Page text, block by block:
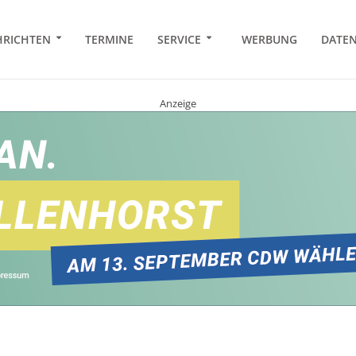
TERMINE SERVICE WERBUNG
Anzeige